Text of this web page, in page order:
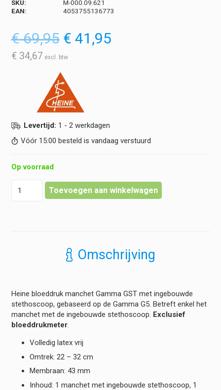
SKU:
M-000.09.621
EAN:
4053755136773
€69,95 Oorspronkelijke
prijs
was:
€ 41,95Huidige
€ 34,67
Levertijd: 1 - 2 werkdagen
Vóór 15:00 besteld is vandaag verstuurd
Op voorraad
Toevoegen aan winkelwagen
Omschrijving
Heine bloeddruk manchet Gamma GST met ingebouwde
stethoscoop, gebaseerd op de Gamma G5. Betreft enkel het
manchet met de ingebouwde stethoscoop. Exclusief
bloeddrukmeter.
Volledig latex vrij
Omtrek: 22 – 32 cm
Membraan: 43 mm
Inhoud: 1 manchet met ingebouwde stethoscoop, 1